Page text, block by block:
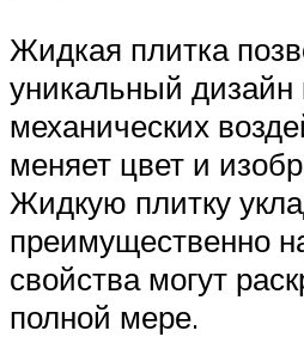
Жидкая плитка
уникальный дизайн
механических
меняет цвет и
Жидкую плитку
преимущественно
свойства могут
полной мере.